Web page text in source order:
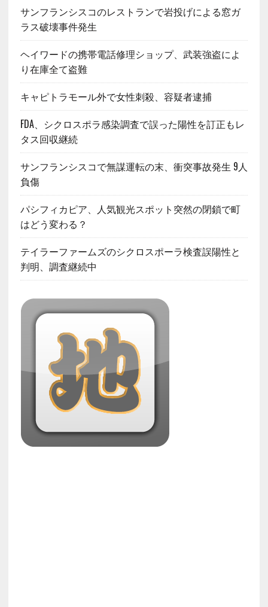
サンフランシスコのレストランで岩投げによる窓ガ
ラス破壊事件発生
ヘイワードの携帯電話修理ショップ、武装強盗によ
り在庫全て盗難
キャピトラモール外で女性刺殺、容疑者逮捕
FDA、シクロスポラ感染調査で誤った陽性を訂正もレ
タス回収継続
サンフランシスコで無謀運転の末、衝突事故発生 9人
負傷
パシフィカピア、人気観光スポット突然の閉鎖で町
はどう変わる？
テイラーファームズのシクロスポーラ検査誤陽性と
判明、調査継続中